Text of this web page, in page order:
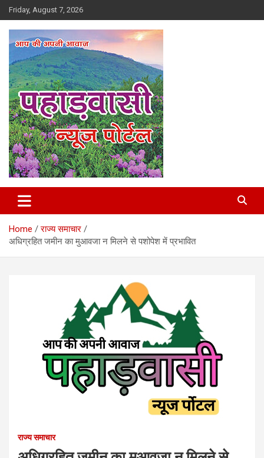
Skip
to
content
Friday, August 7, 2026
Pahadvasi
Home
राज्य समाचार
अधिग्रहित जमीन का मुआवजा न मिलने से पशोपेश में प्रभावित
राज्य समाचार